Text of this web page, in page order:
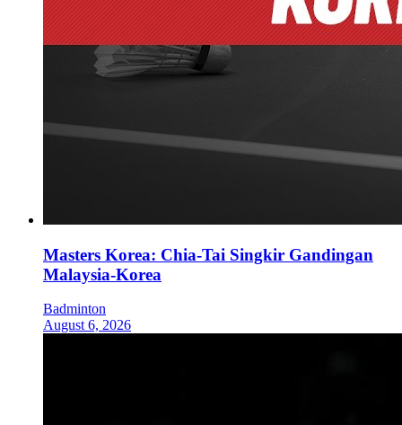
Masters Korea: Chia-Tai Singkir Gandingan
Malaysia-Korea
Badminton
August 6, 2026